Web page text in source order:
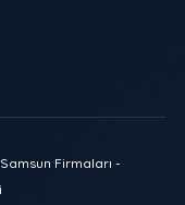
Firmaları -